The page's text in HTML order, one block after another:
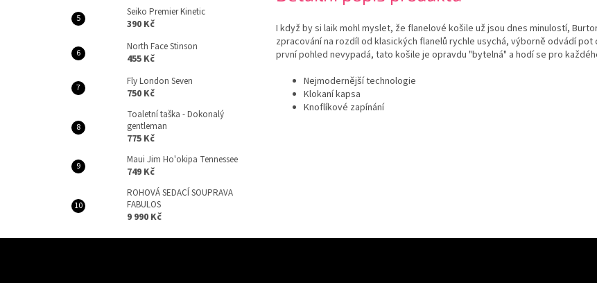
Seiko Premier Kinetic
390 Kč
North Face Stinson
455 Kč
Fly London Seven
750 Kč
Toaletní taška - Dokonalý
gentleman
775 Kč
Maui Jim Ho'okipa Tennessee
749 Kč
ROHOVÁ SEDACÍ SOUPRAVA
FABULOS
9 990 Kč
I když by si laik mohl myslet, že flanelové košile už jsou dnes minulostí,
zpracování na rozdíl od klasických flanelů rychle usychá, výborně odvádí
první pohled nevypadá, tato košile je opravdu "bytelná" a hodí se pro
Nejmodernější technologie
Klokaní kapsa
Knoflíkové zapínání